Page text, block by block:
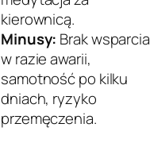
kierownicą.
Minusy: Brak wsparcia
w razie awarii,
samotność po kilku
dniach, ryzyko
przemęczenia.